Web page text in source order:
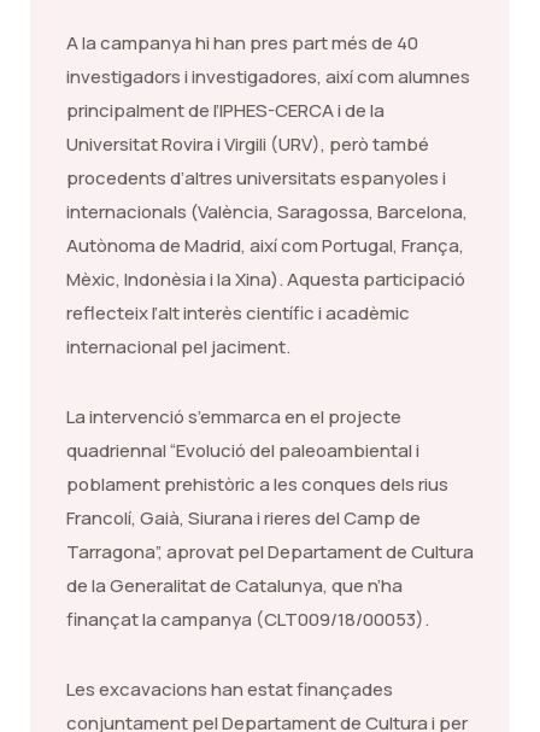
A la campanya hi han pres part més de 40
investigadors i investigadores, així com alumnes
principalment de l’IPHES-CERCA i de la
Universitat Rovira i Virgili (URV), però també
procedents d’altres universitats espanyoles i
internacionals (València, Saragossa, Barcelona,
Autònoma de Madrid, així com Portugal, França,
Mèxic, Indonèsia i la Xina). Aquesta participació
reflecteix l’alt interès científic i acadèmic
internacional pel jaciment.
La intervenció s’emmarca en el projecte
quadriennal “Evolució del paleoambiental i
poblament prehistòric a les conques dels rius
Francolí, Gaià, Siurana i rieres del Camp de
Tarragona”, aprovat pel Departament de Cultura
de la Generalitat de Catalunya, que n’ha
finançat la campanya (CLT009/18/00053).
Les excavacions han estat finançades
conjuntament pel Departament de Cultura i per